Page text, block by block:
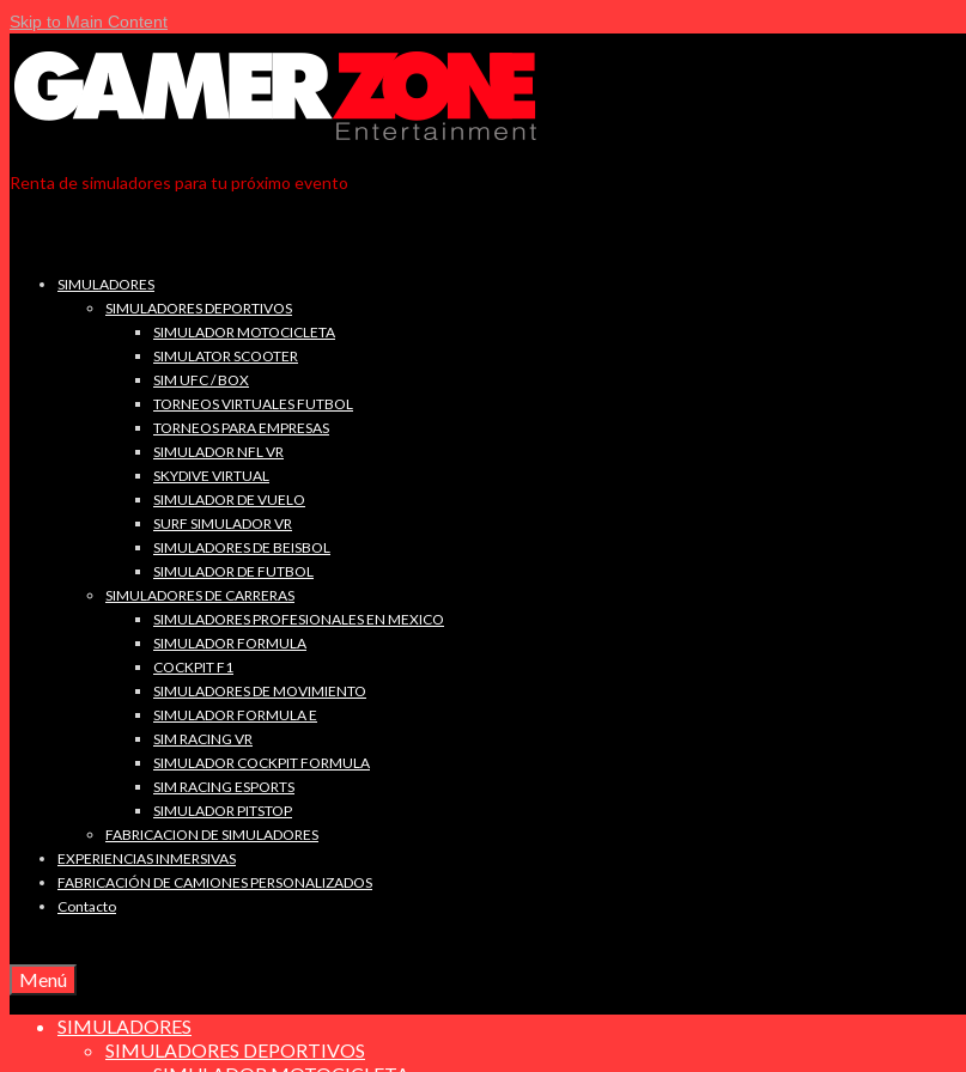
Skip to Main Content
Renta de simuladores para tu próximo evento
SIMULADORES
SIMULADORES DEPORTIVOS
SIMULADOR MOTOCICLETA
SIMULATOR SCOOTER
SIM UFC / BOX
TORNEOS VIRTUALES FUTBOL
TORNEOS PARA EMPRESAS
SIMULADOR NFL VR
SKYDIVE VIRTUAL
SIMULADOR DE VUELO
SURF SIMULADOR VR
SIMULADORES DE BEISBOL
SIMULADOR DE FUTBOL
SIMULADORES DE CARRERAS
SIMULADORES PROFESIONALES EN MEXICO
SIMULADOR FORMULA
COCKPIT F1
SIMULADORES DE MOVIMIENTO
SIMULADOR FORMULA E
SIM RACING VR
SIMULADOR COCKPIT FORMULA
SIM RACING ESPORTS
SIMULADOR PITSTOP
FABRICACION DE SIMULADORES
EXPERIENCIAS INMERSIVAS
FABRICACIÓN DE CAMIONES PERSONALIZADOS
Contacto
Menú
SIMULADORES
SIMULADORES DEPORTIVOS